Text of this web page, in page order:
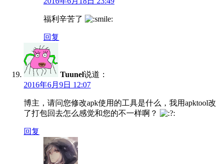
福利辛苦了
回复
Tuunel说道：
2016年6月9日 12:07
博主，请问您修改apk使用的工具是什么，我用apktool改
了打包回去怎么感觉和您的不一样啊？
回复